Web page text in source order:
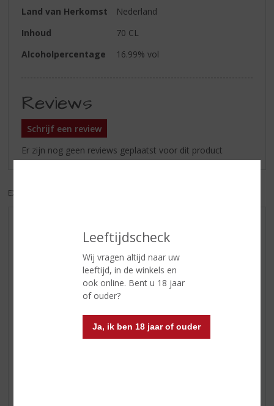
Leeftijdscheck
Wij vragen altijd naar uw
leeftijd, in de winkels en
ook online. Bent u 18 jaar
of ouder?
Ja, ik ben 18 jaar of ouder
Land van Herkomst
Nederland
Inhoud
70 CL
Alcoholpercentage
16.99% vol
Reviews
Schrijf een review
Er zijn nog geen reviews geplaatst voor dit product
EXCL. BTW
WIJN VAN DE MAAND
WHISKY VAN DE MAAND
RUM VAN DE MAAND
BIER VAN DE MAAND
SPIRIT VAN DE MAAND
EXCLUSIEF TOPSLIJTER